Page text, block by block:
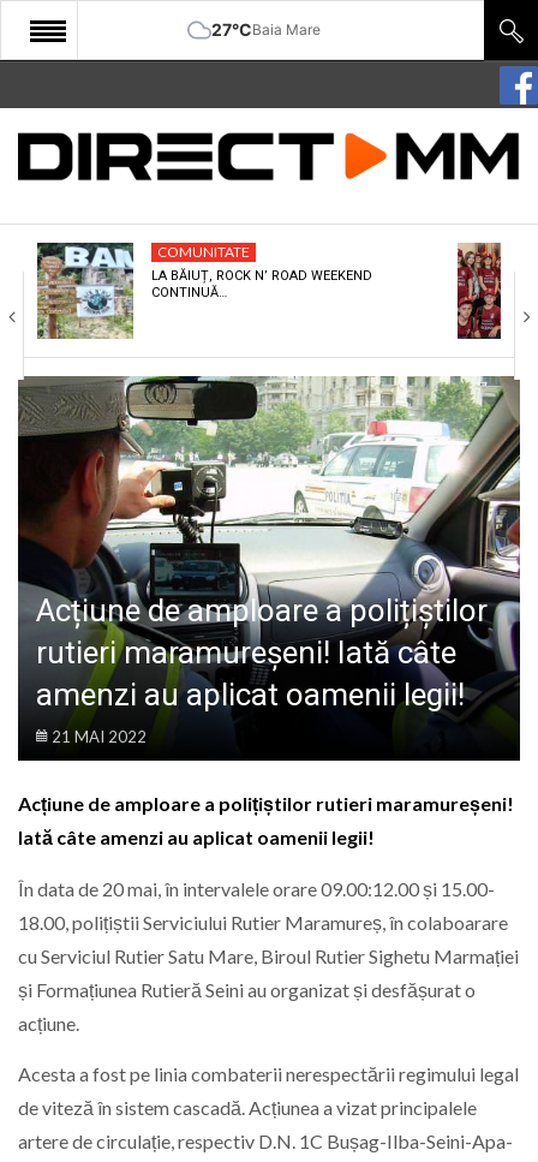
27°CBaia Mare
START
COMUNITATE
CULTURA
ECONOMIE
SANATATE
SPORT
SPECIAL
POLITIC
LIFE
COMUNITATE
LA BĂIUȚ, ROCK N’ ROAD WEEKEND
CONTINUĂ…
Acțiune de amploare a polițiștilor
rutieri maramureșeni! Iată câte
amenzi au aplicat oamenii legii!
21 MAI 2022
Acțiune de amploare a polițiștilor rutieri maramureșeni!
Iată câte amenzi au aplicat oamenii legii!
În data de 20 mai, în intervalele orare 09.00:12.00 și 15.00-
18.00, polițiștii Serviciului Rutier Maramureș, în colaboarare
cu Serviciul Rutier Satu Mare, Biroul Rutier Sighetu Marmației
și Formațiunea Rutieră Seini au organizat și desfășurat o
acțiune.
Acesta a fost pe linia combaterii nerespectării regimului legal
de viteză în sistem cascadă. Acțiunea a vizat principalele
artere de circulație, respectiv D.N. 1C Bușag-Ilba-Seini-Apa-